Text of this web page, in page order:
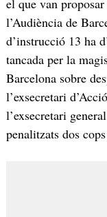
l’Audiència de
d’instrucció 13 ha
tancada per la
Barcelona sobre
l’exsecretari
l’exsecretari
penalitzats dos